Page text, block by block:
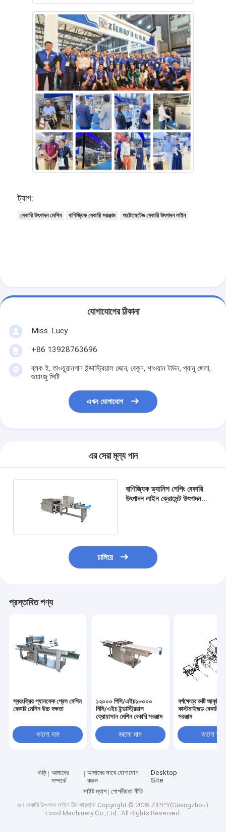
বরফ তৈরিকারক
বেকারি ডিসপ্লে ক্যাবিনেট
ট্যাগ:
বেকারি উৎপাদন মেশিন বাণিজ্যিক বেকারি সরঞ্জাম অটোমেটেড বেকারি উৎপাদন লাইন
যোগাযোগের ঠিকানা
Miss. Lucy
+86 13928763696
ব্লক ই, তাওয়ুয়ানগান ইন্ডাস্ট্রিয়াল জোন, বেকুন, শাওয়ান টাউন, প্যানু জেলা,
গুয়াংজু সিটি
এখন যোগাযোগ
এর সেরা মূল্য পান
বাণিজ্যিক ড্যানিশ শেপিং বেকারি
উৎপাদন লাইন ক্রোসেন্ট উৎপাদন
চালিয়ে
প্রস্তাবিত পণ্য
স্বয়ংক্রিয় প্যানকেক প্রেস মেশিন
বেকারি মেশিন উচ্চ দক্ষতা
ভালো দাম
১২০০০ পিসি/এইচ১৮০০০
পিসি/এইচ ইন্ডাস্ট্রিয়াল
ক্রোয়াসান মেশিন বেকারি সরঞ্জাম
ভালো দাম
বর্গক্ষেত্র রুটি আকৃতির
কাস্টমাইজড বেকারি
সরঞ্জাম
ভালো দাম
বাড়ি
আমাদের
সম্পর্কে
আমাদের সাথে যোগাযোগ
করুন
Desktop
Site
সাইট ম্যাপ
গোপনীয়তা নীতি
গুণ বেকারি উৎপাদন লাইন চীন কারখানা.Copyright © 2026 ZIPPY(Guangzhou)
Food Machinery Co.,Ltd.. All Rights Reserved.